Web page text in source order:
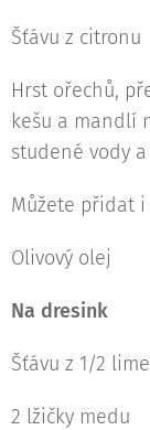
Šťávu z citronu
Hrst ořechů,
kešu a mandlí
studené vody
Můžete přidat
Olivový olej
Na dresink
Šťávu z 1/2
2 lžičky medu